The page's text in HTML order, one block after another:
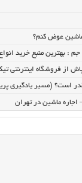
عوض کنم؟
: بهترین منبع خرید
از فروشگاه اینترنتی
است؟ (مسیر یادگیری
اجاره ماشین در تهران